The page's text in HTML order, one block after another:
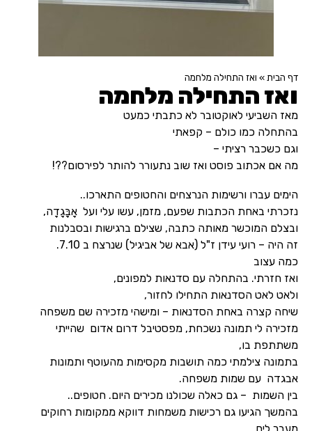
דף הבית » ואז התחילה מלחמה
ואז התחילה מלחמה
מאז השביעי לאוקטובר לא כתבתי כמעט
בהתחלה כמו כולם – קפאתי
וגם כשכבר רציתי –
מה אם אכתוב פוסט ואז שוב נתעורר להותר לפירסום??!
הימים עברו ורשימות הנרצחים והחטופים התארכו..
נזכרתי באחת הכתבות שפעם, מזמן, עשו עלי ועל אָבָּגָדָה,
ובצלם המוכשר מאותה כתבה, שצילם ברגישות ובסבלנות
זה היה – רועי עידן ז"ל (אבא של אביגיל) שנרצח ב 7.10.
כמה עצוב
ואז חזרתי. בהתחלה עם סדנאות למפונים,
ולאט לאט הסדנאות התחילו לחזור,
שיחה קצרה באחת הסדנאות – ומישהי מזכירה שם משפחה
מזכירה לי תמונה נשכחת, מפסטיבל דרום אדום שהייתי
משתתפת בו,
בתמונה צילמתי כמה תושבות מקסימות מהעוטף ותמונות
אבגדה עם שמות משפחה.
בין השמות – גם כאלה שכולנו מכירים היום. חטופים..
בהמשך הגיעו גם רכישות משמחות דווקא ממקומות רחוקים